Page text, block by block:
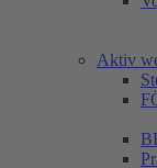
Aktiv